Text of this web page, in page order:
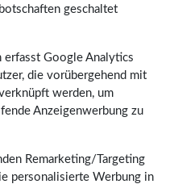
geschaltet
Google Analytics
die vorübergehend mit
werden, um
Anzeigenwerbung zu
Remarketing/Targeting
personalisierte Werbung in